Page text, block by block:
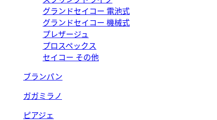
グランドセイコー 電池式
グランドセイコー 機械式
プレザージュ
プロスペックス
セイコー その他
ブランパン
ガガミラノ
ピアジェ